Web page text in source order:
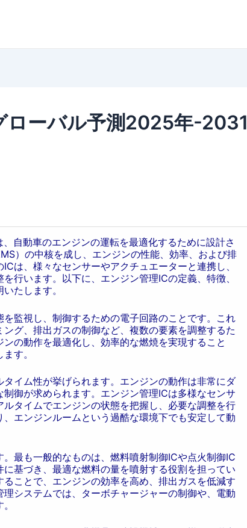
ローバル予測2025年-2031
自動車のエンジンの運転を最適化するために設計さ
）の中核を成し、エンジンの性能、効率、および排
は、様々なセンサーやアクチュエーターと連携し、
行います。以下に、エンジン管理ICの定義、特徴、
たします。
監視し、制御するための電子回路のことです。これ
グ、排出ガスの制御など、複数の要素を調整するた
の動作を最適化し、効率的な燃焼を実現すること
す。
イム性が挙げられます。エンジンの動作は非常にダ
御が求められます。エンジン管理ICは多様なセンサ
タイムでエンジンの状態を把握し、必要な調整を行
エンジンルームという過酷な環境下でも安定して動
最も一般的なものは、燃料噴射制御ICや点火制御IC
基づき、最適な燃料の量を噴射する役割を担ってい
ことで、エンジンの効率を高め、排出ガスを低減す
システムでは、ターボチャージャーの制御や、電動